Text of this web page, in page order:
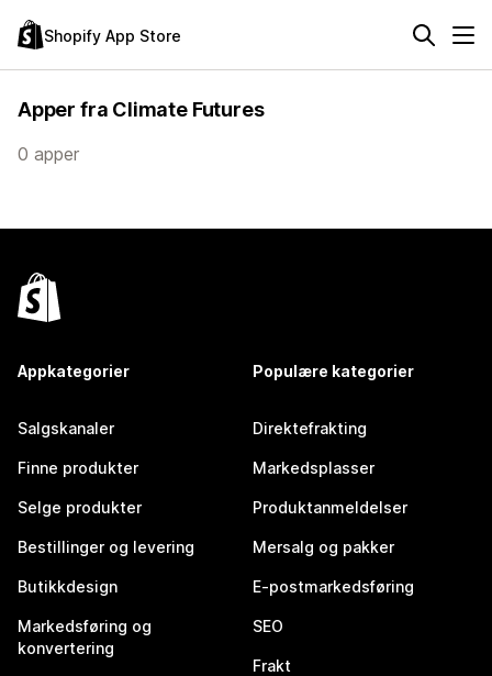
Shopify App Store
Apper fra Climate Futures
0 apper
Appkategorier
Salgskanaler
Finne produkter
Selge produkter
Bestillinger og levering
Butikkdesign
Markedsføring og
konvertering
Populære kategorier
Direktefrakting
Markedsplasser
Produktanmeldelser
Mersalg og pakker
E-postmarkedsføring
SEO
Frakt